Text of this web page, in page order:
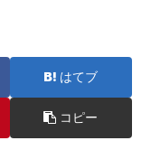
はてブ
コピー